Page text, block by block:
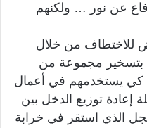
عن نور … ولكنهم
للاختطاف من خلال
بتسخير مجموعة من
كي يستخدمهم في أعمال
إعادة توزيع الدخل بين
الذي استقر في خرابة